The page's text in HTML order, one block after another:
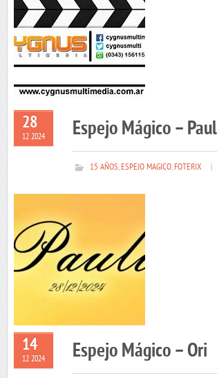
28
12 2024 Espejo Mágico –
15 AÑOS,ESPEJO MAGICO,FOTERIX
14
12 2024 Espejo Mágico – Ori